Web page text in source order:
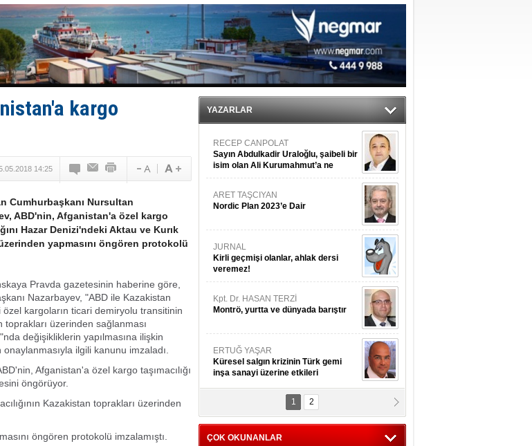
güvenlik krizi, navluna vuruyor!
hesabını yosun bozdu, oteller fiyat kırdı
gölge filo tankerlerinde lider bayrak konumunda
ticari destek gemisinden süperyata dönüştürüldü
sektörü, Alsancak Limanı’ndan memnun
Karadeniz'deki gemicilik faaliyetlerine kısıtlama!
Olympos Regatta’ başlıyor
Botlar, 50 yıldır Marmaris’in mavi sularında
Başkanı Hamdi Erçelik’ten ‘Çözüm Anahtarı’
kargo
14:25
Cumhurbaşkanı Nursultan
ABD'nin, Afganistan'a özel kargo
Hazar Denizi'ndeki Aktau ve Kurık
yapmasını öngören protokolü
Pravda gazetesinin haberine göre,
Nazarbayev, "ABD ile Kazakistan
özel kargoların ticari demiryolu transitinin
toprakları üzerinden sağlanması
değişikliklerin yapılmasına ilişkin
ilgili kanunu imzaladı.
Afganistan'a özel kargo taşımacılığı
öngörüyor.
Kazakistan toprakları üzerinden
öngören protokolü imzalamıştı.
YAZARLAR
RECEP CANPOLAT
Sayın Abdulkadir Uraloğlu, şaibeli bir
isim olan Ali Kurumahmut’a ne
danışıyorsunuz?
ARET TAŞCIYAN
Nordic Plan 2023’e Dair
JURNAL
Kirli geçmişi olanlar, ahlak dersi
veremez!
Kpt. Dr. HASAN TERZİ
Montrö, yurtta ve dünyada barıştır
ERTUĞ YAŞAR
Küresel salgın krizinin Türk gemi
inşa sanayi üzerine etkileri
Kpt. MESUT AZMİ GÖKSOY
ithafen...
1 2
ÇOK OKUNANLAR